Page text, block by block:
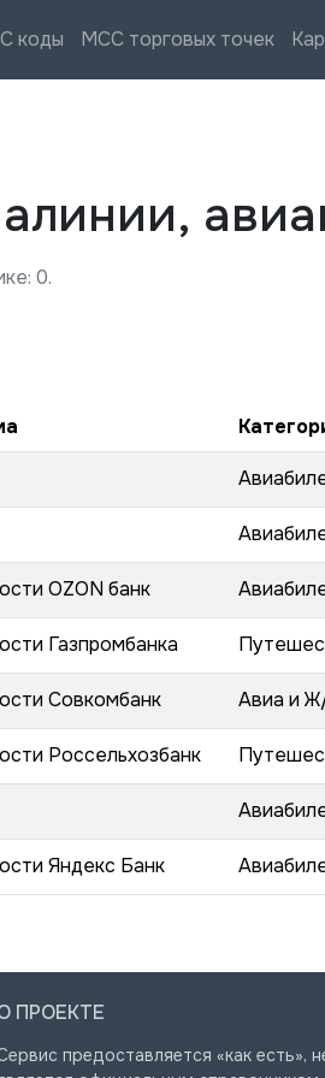
коды MCC торговых точек
0.
OZON банк
Газпромбанка
Совкомбанк Авиа и
Россельхозбанк
Яндекс Банк
ПРОЕКТЕ
предоставляется «как есть»,